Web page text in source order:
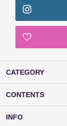
CATEGORY
CONTENTS
INFO